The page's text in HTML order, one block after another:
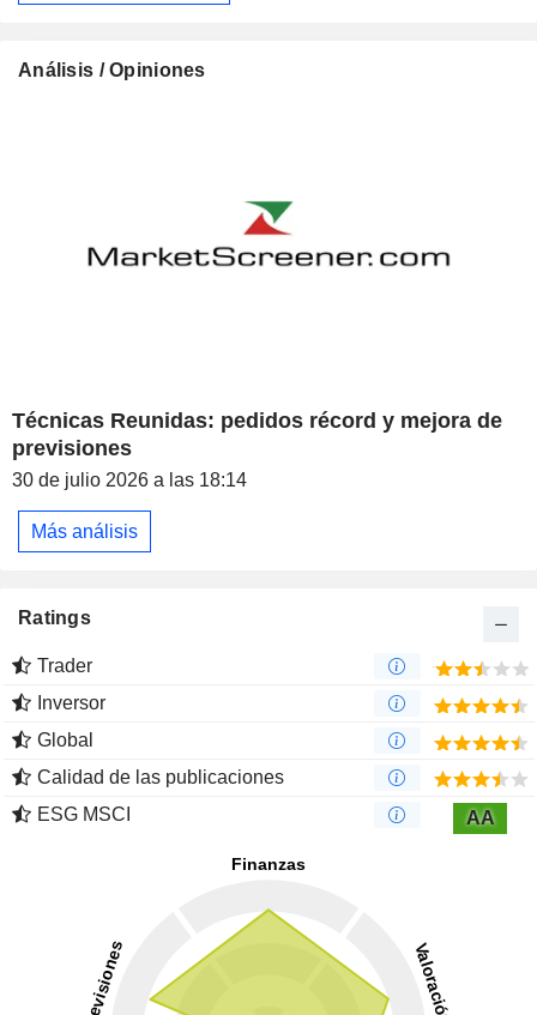
Análisis / Opiniones
Técnicas Reunidas: pedidos récord y mejora de
previsiones
30 de julio 2026 a las 18:14
Más análisis
Ratings
Trader
Inversor
Global
Calidad de las publicaciones
ESG MSCI
AA